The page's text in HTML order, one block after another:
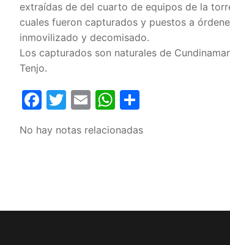
extraídas de del cuarto de equipos de la
cuales fueron capturados y puestos a
inmovilizado y decomisado.
Los capturados son naturales de
Tenjo.
Facebook
Twitter
EmailWhatsApp
No hay notas relacionadas